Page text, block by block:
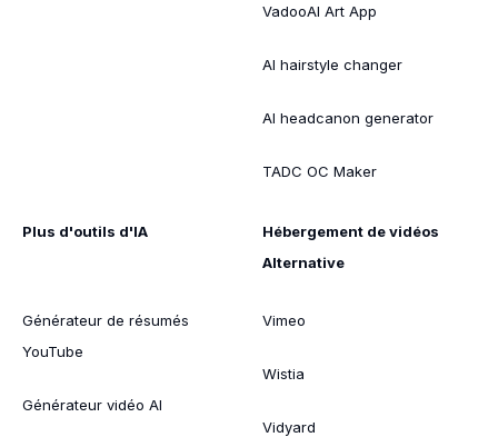
VadooAI Art App
AI hairstyle changer
AI headcanon generator
TADC OC Maker
Plus d'outils d'IA
Générateur de résumés
YouTube
Générateur vidéo AI
Hébergement de vidéos
Alternative
Vimeo
Wistia
Vidyard